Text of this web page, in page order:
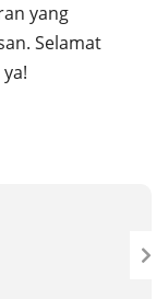
yang
Selamat